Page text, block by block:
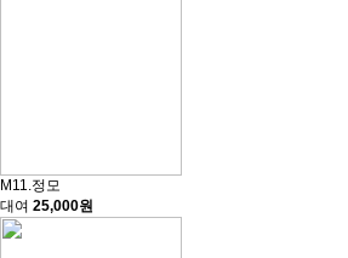
M11.정모
대여 25,000원